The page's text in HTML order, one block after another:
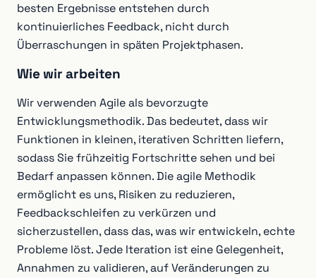
besten Ergebnisse entstehen durch
kontinuierliches Feedback, nicht durch
Überraschungen in späten Projektphasen.
Wie wir arbeiten
Wir verwenden Agile als bevorzugte
Entwicklungsmethodik. Das bedeutet, dass wir
Funktionen in kleinen, iterativen Schritten liefern,
sodass Sie frühzeitig Fortschritte sehen und bei
Bedarf anpassen können. Die agile Methodik
ermöglicht es uns, Risiken zu reduzieren,
Feedbackschleifen zu verkürzen und
sicherzustellen, dass das, was wir entwickeln, echte
Probleme löst. Jede Iteration ist eine Gelegenheit,
Annahmen zu validieren, auf Veränderungen zu